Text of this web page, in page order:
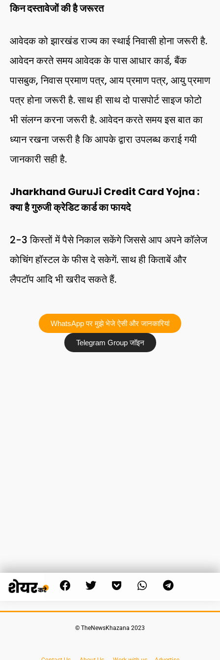
किन दस्तावेजों की है जरूरत
आवेदक को झारखंड राज्य का स्थाई निवासी होना जरूरी है.
आवेदन करते समय आवेदक के पास आधार कार्ड, बैंक
पासबुक, निवास प्रमाण पत्र, आय प्रमाण पत्र, आयु प्रमाण
पत्र होना जरूरी है. साथ ही साथ दो पासपोर्ट साइज फोटो
भी संलग्न करना जरूरी है. आवेदन करते समय इस बात का
ध्यान रखना जरूरी है कि आपके द्वारा उपलब्ध कराई गयी
जानकारी सही है.
Jharkhand GuruJi Credit Card Yojna :
क्या है गुरुजी क्रेडिट कार्ड का फायदे
2-3 किस्तों में पैसे निकाल सकेंगे जिससे आप अपने कॉलेज
कोचिंग हॉस्टल के फीस दे सकेगें. साथ ही किताबें और
लैपटॉप आदि भी खरीद सकते हैं.
WhatsApp पर मुझे भेजे ऐसी और जानकारियां
Telegram Group जॉइन
© TheNewsKhazana 2023